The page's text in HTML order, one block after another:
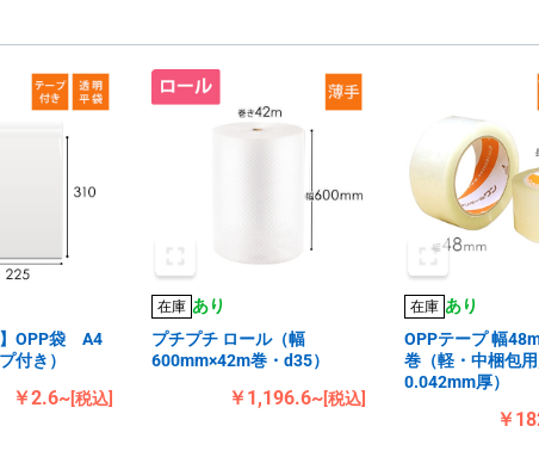
】OPP袋 A4
付き）
￥2.6~[税込]
在庫 あり
プチプチ ロール（幅
600mm×42m巻・d35）
￥1,196.6~[税込]
在庫 あり
OPPテープ 幅
巻（軽・中梱包
0.042mm厚）
￥